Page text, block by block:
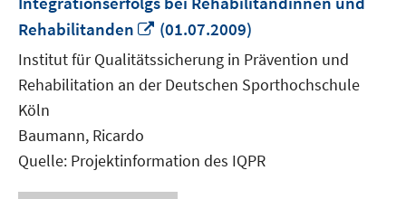
Rehabilitanden
In
neuem
Fenster
öffnen
(01.07.2009)
Institut für Qualitätssicherung in Prävention und
Rehabilitation an der Deutschen Sporthochschule
Köln
Baumann, Ricardo
Quelle: Projektinformation des IQPR